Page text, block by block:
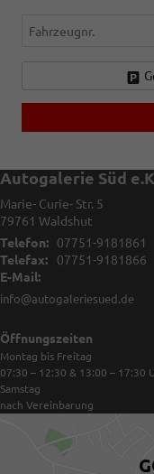
Fahrzeugnr.
Autogalerie Süd
Marie- Curie- Str. 5
79761 Waldshut
Telefon:
07751-9181861
Telefax:
07751-9181866
E-Mail:
info@autogaleriesued.de
Öffnungszeiten
Montag bis Freitag
07:30 – 12:30 & 13:00 – 17:30
Samstag
nach Vereinbarung